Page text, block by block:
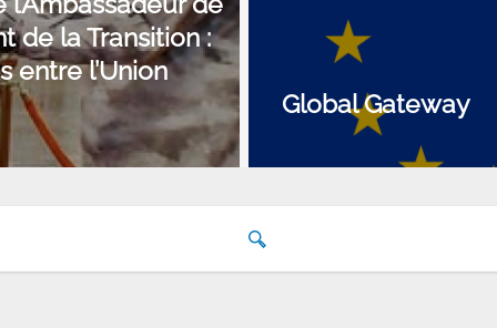
de la Transition :
entre l’Union
Global Gateway